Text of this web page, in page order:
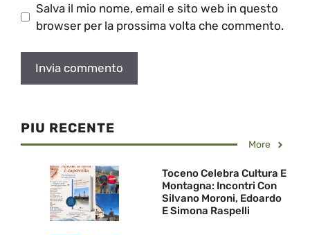
Salva il mio nome, email e sito web in questo
browser per la prossima volta che commento.
PIU RECENTE
More
Toceno Celebra Cultura E
Montagna: Incontri Con
Silvano Moroni, Edoardo
E Simona Raspelli